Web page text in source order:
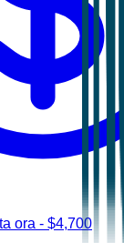
ora - $4,700